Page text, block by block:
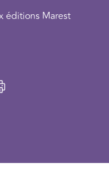
éditions Marest